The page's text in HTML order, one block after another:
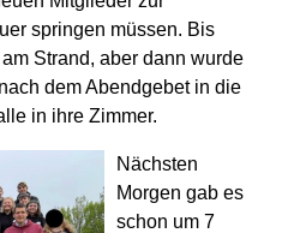
springen müssen. Bis
Strand, aber dann wurde
dem Abendgebet in die
in ihre Zimmer.
Nächsten
Morgen gab es
schon um 7